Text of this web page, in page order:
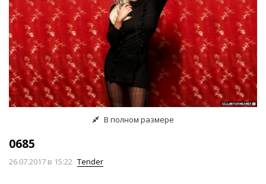
В полном размере
0685
26.07.2017 в 15:22 Tender